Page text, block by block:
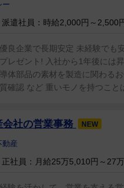
ー
派遣社員：時給2,000円～2,500
優良企業で長期安定 未経験で
レゼント! 入社から1年後には
体部品の素材を製造に関わる
確認 など 重いモノを持つこと
会社の営業事務 NEW
動産
正社員：月給25万5,010円～27